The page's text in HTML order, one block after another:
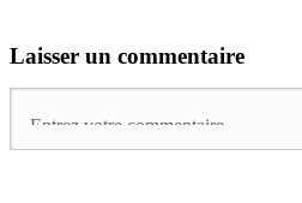
Laisser un commentaire